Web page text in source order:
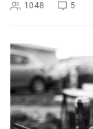
1048 5